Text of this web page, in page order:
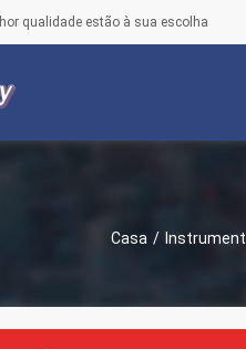
qualidade estão à sua escolha
Casa /